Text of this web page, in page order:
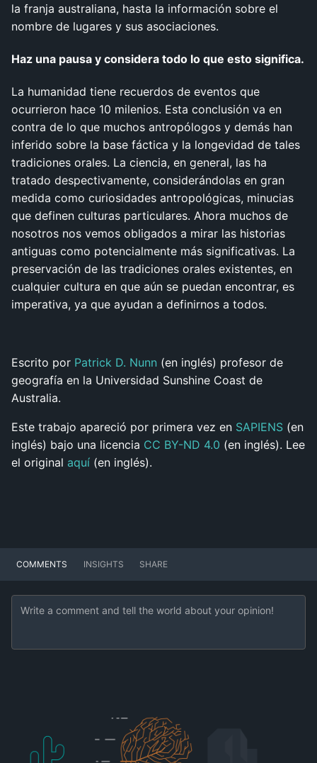
la franja australiana, hasta la información sobre el
nombre de lugares y sus asociaciones.
Haz una pausa y considera todo lo que esto significa.
La humanidad tiene recuerdos de eventos que
ocurrieron hace 10 milenios. Esta conclusión va en
contra de lo que muchos antropólogos y demás han
inferido sobre la base fáctica y la longevidad de tales
tradiciones orales. La ciencia, en general, las ha
tratado despectivamente, considerándolas en gran
medida como curiosidades antropológicas, minucias
que definen culturas particulares. Ahora muchos de
nosotros nos vemos obligados a mirar las historias
antiguas como potencialmente más significativas. La
preservación de las tradiciones orales existentes, en
cualquier cultura en que aún se puedan encontrar, es
imperativa, ya que ayudan a definirnos a todos.
Escrito por Patrick D. Nunn (en inglés) profesor de
geografía en la Universidad Sunshine Coast de
Australia.
Este trabajo apareció por primera vez en SAPIENS (en
inglés) bajo una licencia CC BY-ND 4.0 (en inglés). Lee
el original aquí (en inglés).
COMMENTS INSIGHTS SHARE